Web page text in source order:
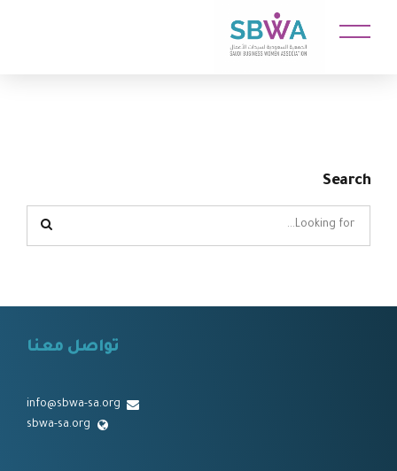
Search
تواصل معنا
info@sbwa-sa.org
sbwa-sa.org